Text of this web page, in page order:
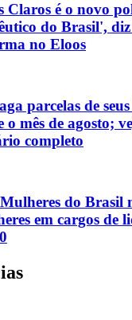
Claros é o novo
do Brasil',
no Eloos
parcelas de
o mês de agosto;
completo
do Brasil
em cargos de